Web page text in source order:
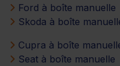
Ford à boîte manuelle
Skoda à boîte
Cupra à boîte
Seat à boîte manuelle